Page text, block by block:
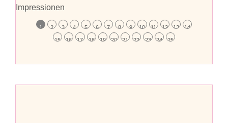
Impressionen
1 2 3 4 5 6 7 8 9 10 11 12 13 14
15 16 17 18 19 20 21 22 23 24 25